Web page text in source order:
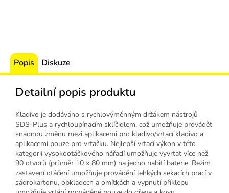
Popis Diskuze
Detailní popis produktu
Kladivo je dodáváno s rychlovýměnným držákem nástrojů
SDS-Plus a rychloupínacím sklíčidlem, což umožňuje provádět
snadnou změnu mezi aplikacemi pro kladivo/vrtací kladivo a
aplikacemi pouze pro vrtačku. Nejlepší vrtací výkon v této
kategorii vysokootáčkového nářadí umožňuje vyvrtat více než
90 otvorů (průměr 10 x 80 mm) na jedno nabití baterie. Režim
zastavení otáčení umožňuje provádění lehkých sekacích prací v
sádrokartonu, obkladech a omítkách a vypnutí příklepu